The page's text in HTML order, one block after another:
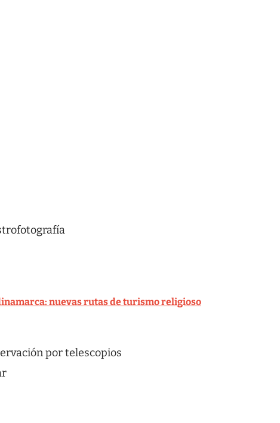
nuevas rutas de turismo religioso
por telescopios